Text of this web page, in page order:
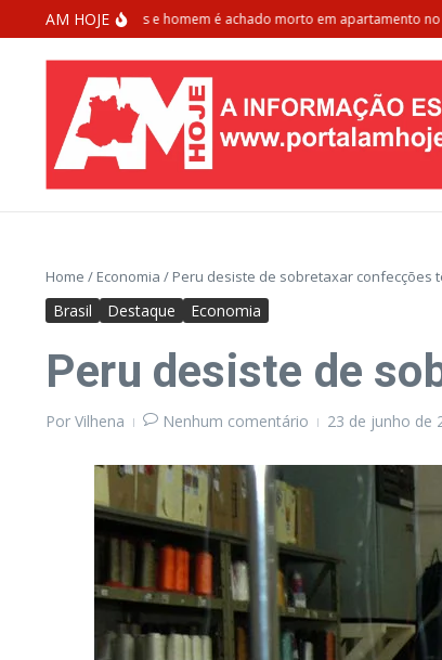
Ir para o conteúdo
AM HOJE
escutam tiros e homem é achado morto em apartamento no
Home / Economia / Peru desiste de sobretaxar confecções
Brasil Destaque Economia
Peru desiste de
Por Vilhena Nenhum comentário 23 de junho de